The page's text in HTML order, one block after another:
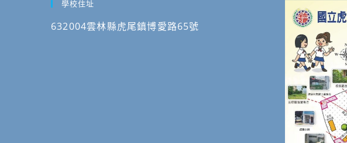
學校住址
632004雲林縣虎尾鎮博愛路65號